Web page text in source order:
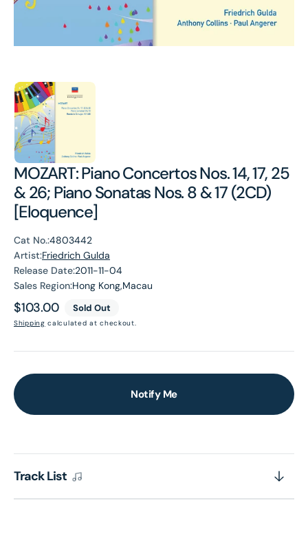
MOZART: Piano Concertos Nos. 14, 17, 25
& 26; Piano Sonatas Nos. 8 & 17 (2CD)
[Eloquence]
Cat No.:4803442
Artist:Friedrich Gulda
Release Date:2011-11-04
Sales Region:Hong Kong,Macau
Regular
price
$103.00 Sold Out
Shipping calculated at checkout.
Notify Me
Track List